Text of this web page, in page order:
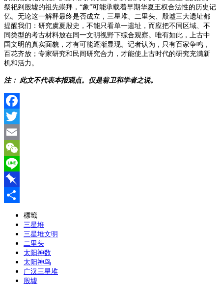
祭祀到殷墟的祖先崇拜，“象”可能承载着早期华夏王权合法性的历史记
忆。无论这一解释最终是否成立，三星堆、二里头、殷墟三大遗址都
提醒我们：研究虞夏殷史，不能只看单一遗址， 而应把不同区域、不
同类型的考古材料放在同一文明视野下综合观察。 唯有如此，上古中
国文明的真实面貌，才有可能逐渐显现。 记者认为，只有百家争鸣，
百花齐放；专家研究和民间研究合力，才能使上古时代的研究充满新
机和活力。
注： 此文不代表本报观点。仅是翁卫和学者之说。
Facebook
Twitter
Email
WeChat
Line
Pinboard
標籤
三星堆
三星堆文明
二里头
太阳神数
太阳神鸟
广汉三星堆
殷墟